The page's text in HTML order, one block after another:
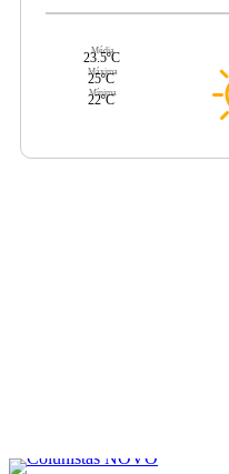
Média
23.5ºC
Máxima
25ºC
Mínima
22ºC